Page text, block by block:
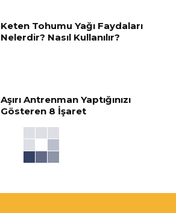
Keten Tohumu Yağı Faydaları
Nelerdir? Nasıl Kullanılır?
Aşırı Antrenman Yaptığınızı
Gösteren 8 İşaret